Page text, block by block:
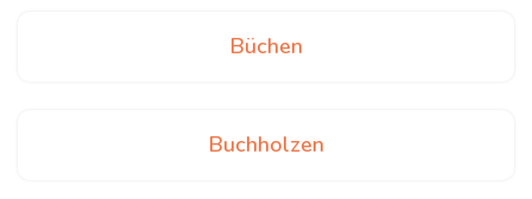
Büchen
Buchholzen